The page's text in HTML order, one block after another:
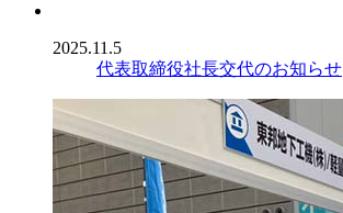
2025.11.5
代表取締役社長交代のお知らせ